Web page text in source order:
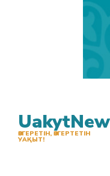
ӨЗГЕРЕТІН, ӨЗГЕРТЕТІН
УАҚЫТ!